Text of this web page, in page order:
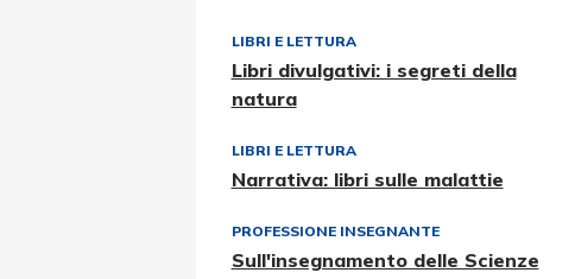
LIBRI E LETTURA
Libri divulgativi: i segreti della
natura
LIBRI E LETTURA
Narrativa: libri sulle malattie
PROFESSIONE INSEGNANTE
Sull'insegnamento delle Scienze